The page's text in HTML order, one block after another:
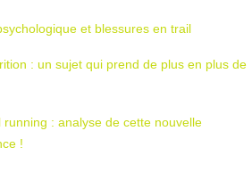
et blessures en trail
: un sujet qui prend de plus en plus de
running : analyse de cette nouvelle
!